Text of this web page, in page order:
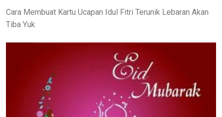
Cara Membuat Kartu Ucapan Idul Fitri Terunik Lebaran Akan
Tiba Yuk